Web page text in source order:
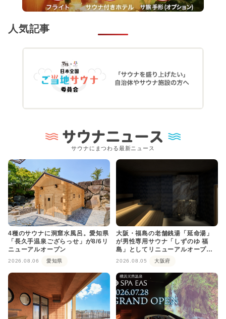
人気記事
サウナニュース
サウナにまつわる最新ニュース
4種のサウナに洞窟水風呂。愛知県
「長久手温泉ござらっせ」が8/6リ
ニューアルオープン
2026.08.06 愛知県
大阪・福島の老舗銭湯「延命湯」
が男性専用サウナ「しずのゆ 福
島」としてリニューアルオープ
ン！
2026.08.05 大阪府